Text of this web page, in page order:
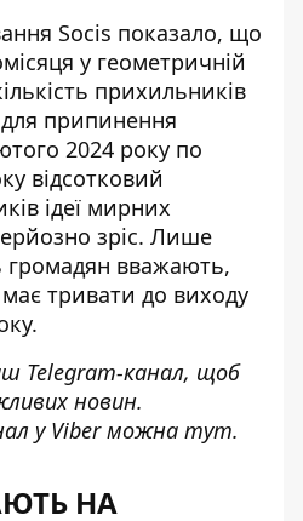
Socis показало, що
у геометричній
прихильників
припинення
2024 року по
відсотковий
ідеї мирних
зріс. Лише
громадян вважають,
тривати до виходу
Telegram-канал, щоб
новин.
у Viber можна тут.
НА